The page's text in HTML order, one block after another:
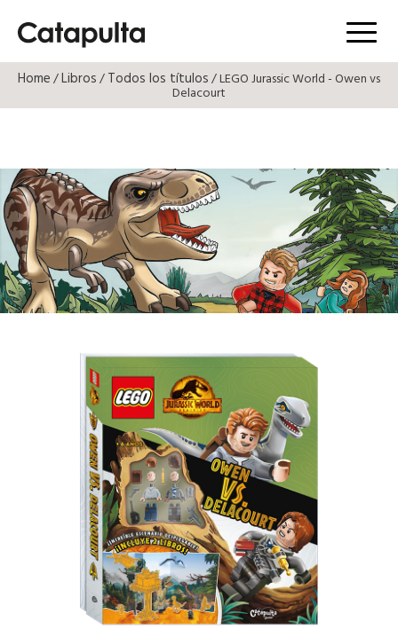
Menú
Home/Libros/Todos los títulos/ LEGO Jurassic World - Owen vs
Delacourt